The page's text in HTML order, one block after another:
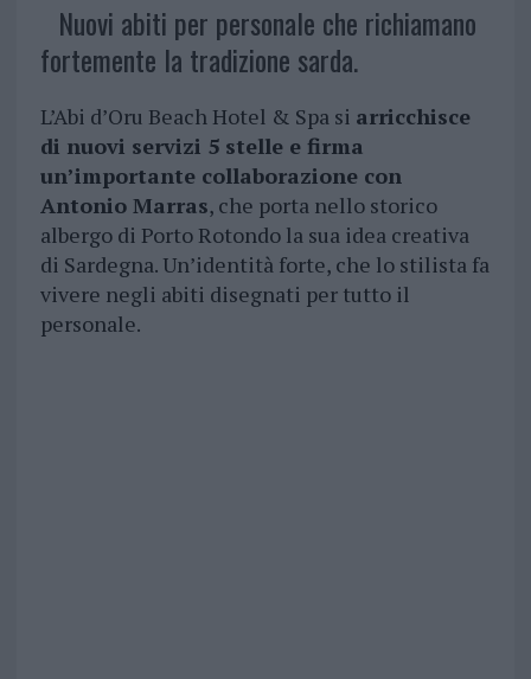
Nuovi abiti per personale che richiamano
fortemente la tradizione sarda.
L’Abi d’Oru Beach Hotel & Spa si arricchisce
di nuovi servizi 5 stelle e firma
un’importante collaborazione con
Antonio Marras, che porta nello storico
albergo di Porto Rotondo la sua idea creativa
di Sardegna. Un’identità forte, che lo stilista fa
vivere negli abiti disegnati per tutto il
personale.